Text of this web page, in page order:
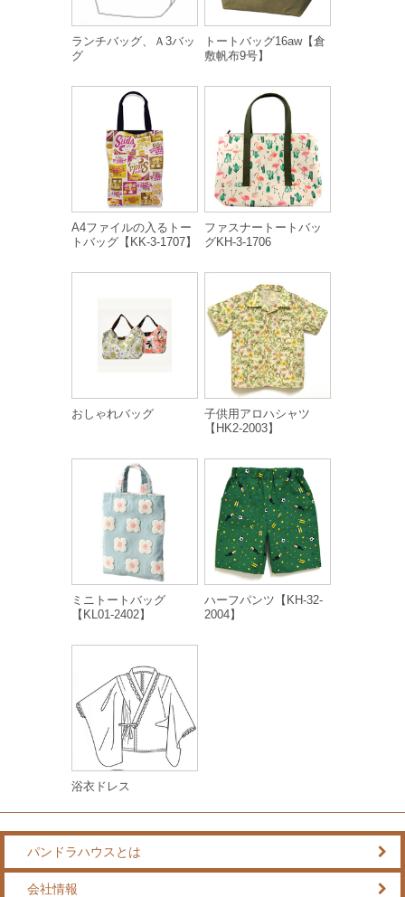
ランチバッグ、Ａ3バッ
グ
トートバッグ16aw【倉
敷帆布9号】
A4ファイルの入るトー
トバッグ【KK-3-1707】
ファスナートートバッ
グKH-3-1706
おしゃれバッグ
子供用アロハシャツ
【HK2-2003】
ミニトートバッグ
【KL01-2402】
ハーフパンツ【KH-32-
2004】
浴衣ドレス
パンドラハウスとは
会社情報